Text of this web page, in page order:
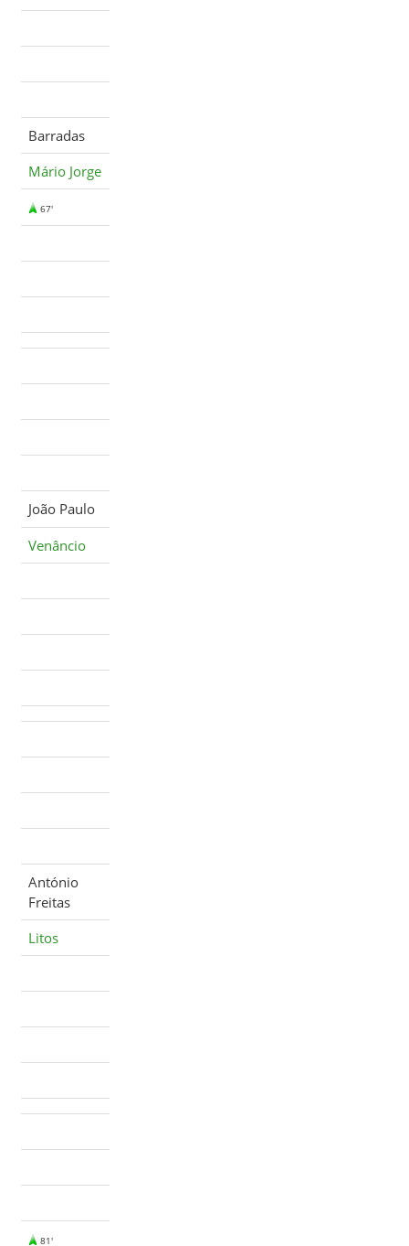
Barradas
Mário Jorge
67'
João Paulo
Venâncio
António
Freitas
Litos
81'